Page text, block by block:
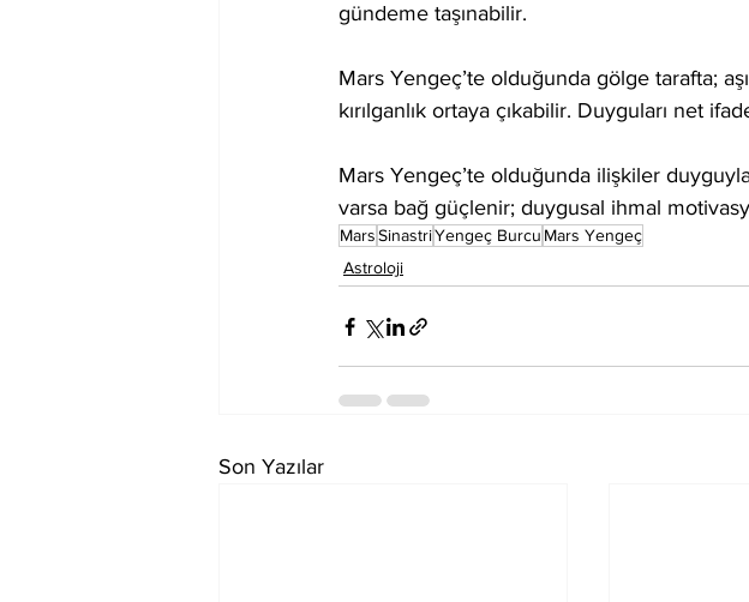
gündeme taşınabilir.
Mars Yengeç’te olduğunda gölge tarafta;
kırılganlık ortaya çıkabilir. Duyguları net
Mars Yengeç’te olduğunda ilişkiler
varsa bağ güçlenir; duygusal ihmal
MarsSinastriYengeç Burcu Mars Yengeç
Astroloji
Son Yazılar